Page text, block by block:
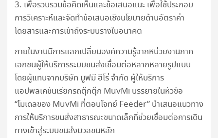
3. เพื่อรวบรวมข้อคิดเห็นและข้อเสนอแนะ เพื่อใช้ประกอบ
การวิเคราะห์และจัดทำข้อเสนอเชิงนโยบายด้านอัตราค่า
โดยสารและการเข้าถึงระบบรางในอนาคต
ภายในงานมีการแลกเปลี่ยนองค์ความรู้จากหน่วยงานภาค
เอกชนผู้ให้บริการระบบขนส่งเชื่อมต่อหลากหลายรูปแบบ
โดยผู้แทนจากบริษัท มูฟมี ฮีโร่ จำกัด ผู้ให้บริการ
แอปพลิเคชันเรียกรถตุ๊กตุ๊ก MuvMi บรรยายในหัวข้อ
“โมเดลของ MuvMi ที่ตอบโจทย์ Feeder” นำเสนอแนวทาง
การให้บริการขนส่งสาธารณะขนาดเล็กที่ช่วยเชื่อมต่อการเดิน
ทางเข้าสู่ระบบขนส่งมวลชนหลัก